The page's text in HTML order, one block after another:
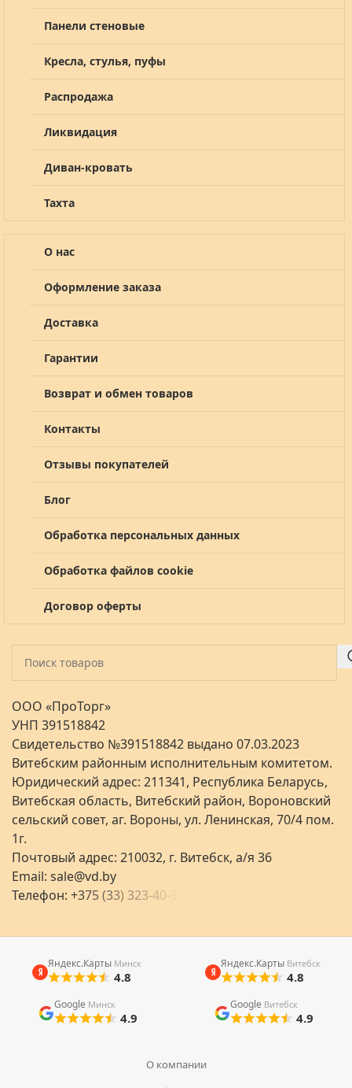
Панели стеновые
Кресла, стулья, пуфы
Распродажа
Ликвидация
Диван-кровать
Тахта
О нас
Оформление заказа
Доставка
Гарантии
Возврат и обмен товаров
Контакты
Отзывы покупателей
Блог
Обработка персональных данных
Обработка файлов cookie
Договор оферты
ООО «ПроТорг»
УНП 391518842
Свидетельство №391518842 выдано 07.03.2023
Витебским районным исполнительным комитетом.
Юридический адрес: 211341, Республика Беларусь,
Витебская область, Витебский район, Вороновский
сельский совет, аг. Вороны, ул. Ленинская, 70/4 пом.
1г.
Почтовый адрес: 210032, г. Витебск, а/я 36
Email:sale@vd.by
Телефон:+375(33) 323-40-
Яндекс.Карты Минск
4.8
Яндекс.Карты Витебск
4.8
Google Минск
4.9
Google Витебск
4.9
О компании